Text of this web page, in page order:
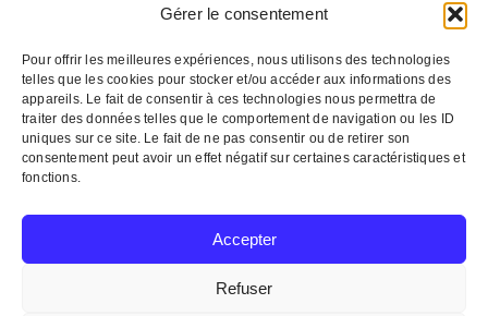
Gérer le consentement
Pour offrir les meilleures expériences, nous utilisons des technologies
telles que les cookies pour stocker et/ou accéder aux informations des
appareils. Le fait de consentir à ces technologies nous permettra de
traiter des données telles que le comportement de navigation ou les ID
uniques sur ce site. Le fait de ne pas consentir ou de retirer son
consentement peut avoir un effet négatif sur certaines caractéristiques et
fonctions.
Accepter
Refuser
utilisation des données).
2026 Un arôme 2 chefs